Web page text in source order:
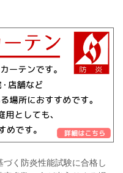
く防炎性能試験に合格し